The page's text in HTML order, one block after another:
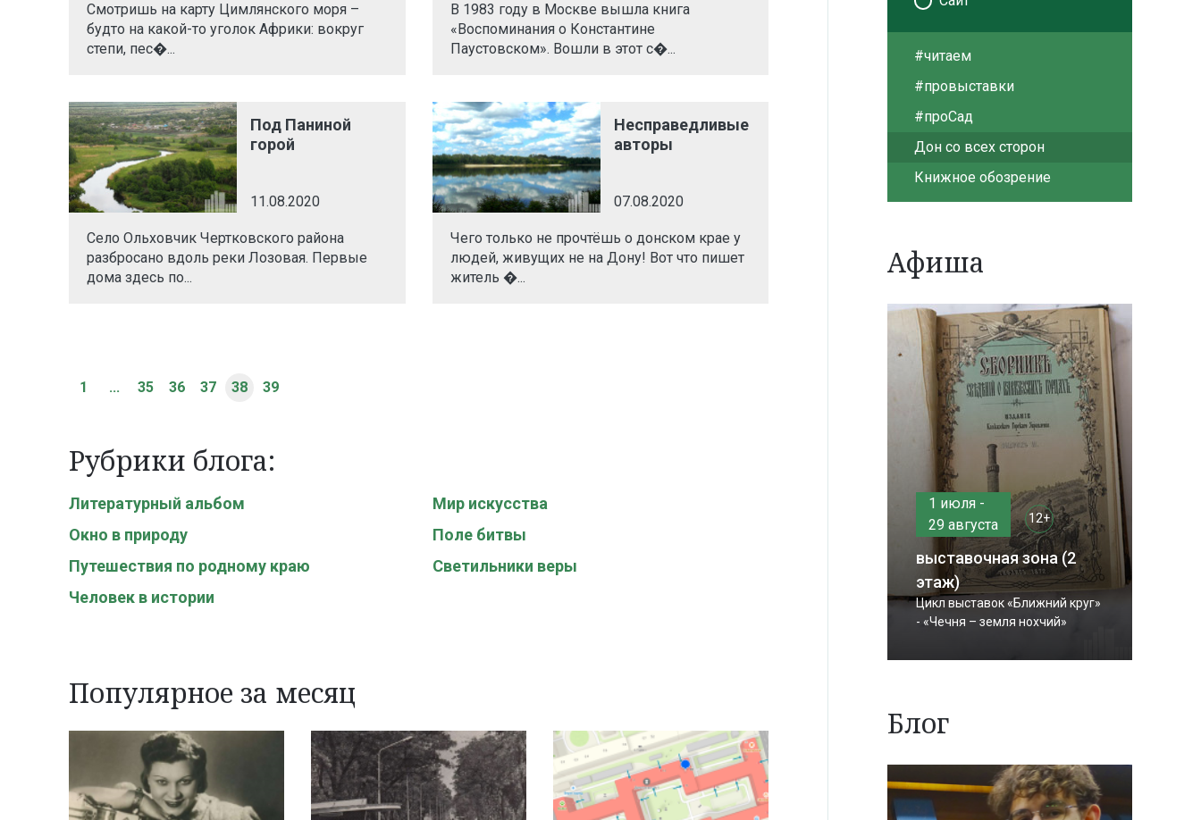
Смотришь на карту Цимлянского моря –
будто на какой-то уголок Африки: вокруг
степи, пес�...
В 1983 году в Москве вышла книга
«Воспоминания о Константине
Паустовском». Вошли в этот с�...
Под Паниной
горой
11.08.2020
Село Ольховчик Чертковского района
разбросано вдоль реки Лозовая. Первые
дома здесь по...
Несправедливые
авторы
07.08.2020
Чего только не прочтёшь о донском крае у
людей, живущих не на Дону! Вот что пишет
житель �...
1 ... 35 36 37 38 39
Рубрики блога:
Литературный альбом
Мир искусства
Окно в природу
Поле битвы
Путешествия по родному краю
Светильники веры
Человек в истории
Популярное за месяц
#читаем
#провыставки
#проСад
Дон со всех сторон
Книжное обозрение
Афиша
1 июля -
29 августа
12+
выставочная зона (2
этаж)
Цикл выставок «Ближний круг»
- «Чечня – земля нохчий»
Блог